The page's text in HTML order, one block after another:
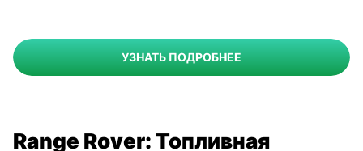
УЗНАТЬ ПОДРОБНЕЕ
Range Rover: Топливная